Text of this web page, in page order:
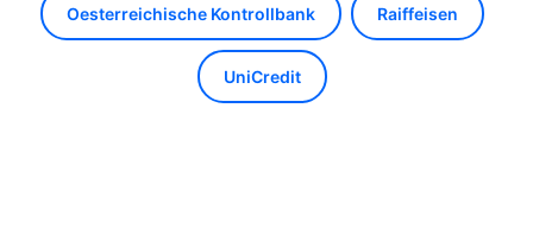
Oesterreichische Kontrollbank Raiffeisen
UniCredit